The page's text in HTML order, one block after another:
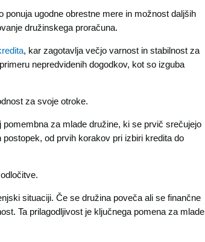
ugodne obrestne mere in možnost daljših
družinskega proračuna.
, kar zagotavlja večjo varnost in stabilnost za
nepredvidenih dogodkov, kot so izguba
za svoje otroke.
za mlade družine, ki se prvič srečujejo
od prvih korakov pri izbiri kredita do
situaciji. Če se družina poveča ali se finančne
Ta prilagodljivost je ključnega pomena za mlade